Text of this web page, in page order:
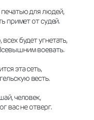
для людей,
примет от судей.
будет угнетать,
воевать.
эта сеть,
весть.
человек,
вас не отверг.